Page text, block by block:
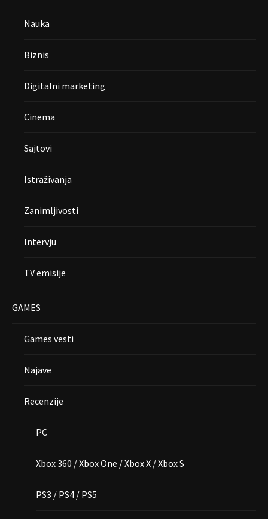
Nauka
Biznis
Digitalni marketing
Cinema
Sajtovi
Istraživanja
Zanimljivosti
Intervju
TV emisije
GAMES
Games vesti
Najave
Recenzije
PC
Xbox 360 / Xbox One / Xbox X / Xbox S
PS3 / PS4 / PS5